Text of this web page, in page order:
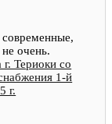
очень.
Териоки со
1-й
г.